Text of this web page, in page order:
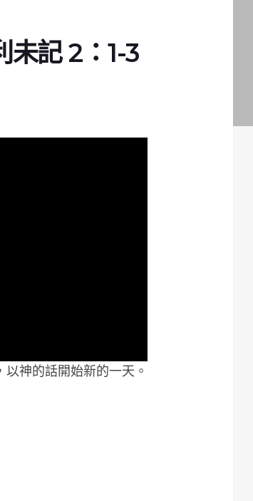
未記 2：1-3
神的話開始新的一天。